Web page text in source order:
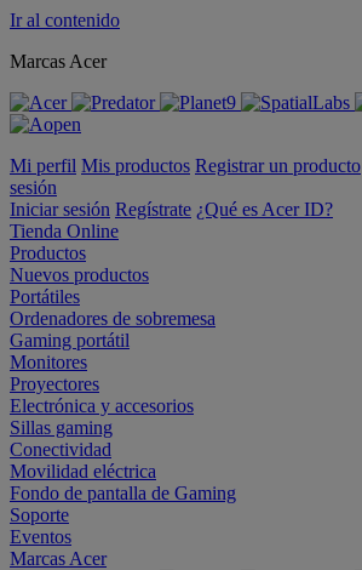
Ir al contenido
Marcas Acer
Mi perfil Mis productos Registrar un producto
sesión
Iniciar sesión Regístrate ¿Qué es Acer ID?
Tienda Online
Productos
Nuevos productos
Portátiles
Ordenadores de sobremesa
Gaming portátil
Monitores
Proyectores
Electrónica y accesorios
Sillas gaming
Conectividad
Movilidad eléctrica
Fondo de pantalla de Gaming
Soporte
Eventos
Marcas Acer